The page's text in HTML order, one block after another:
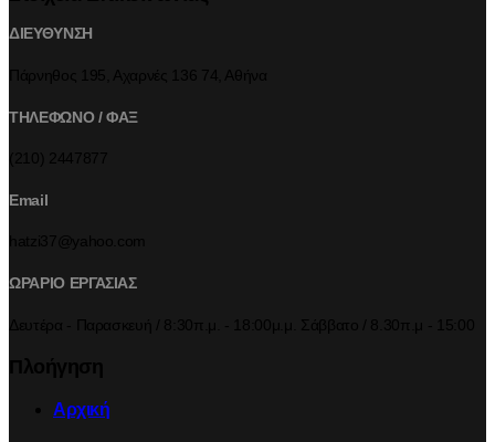
ΔΙΕΥΘΥΝΣΗ
ΤΗΛΕΦΩΝΟ / ΦΑΞ
Email
ΩΡΑΡΙΟ ΕΡΓΑΣΙΑΣ
Αρχική